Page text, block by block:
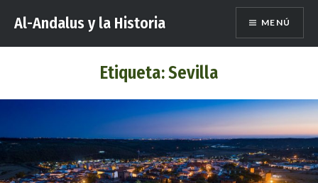
contenido
Al-Andalus y la Historia MENÚ
Etiqueta:Sevilla